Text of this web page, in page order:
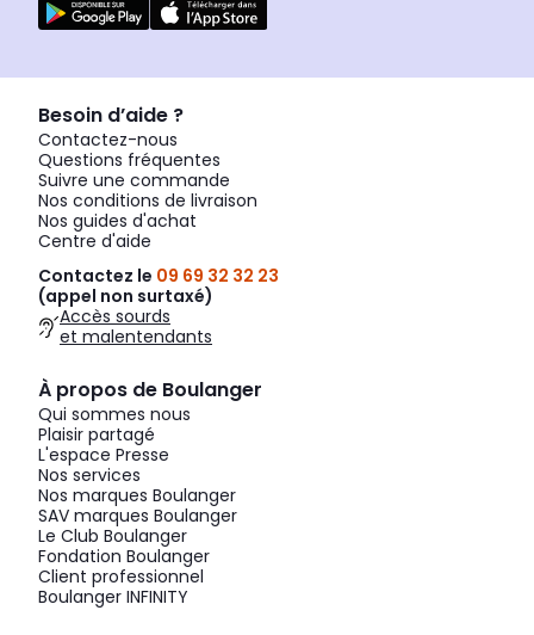
Besoin d’aide ?
Contactez-nous
Questions fréquentes
Suivre une commande
Nos conditions de livraison
Nos guides d'achat
Centre d'aide
Contactez le 09 69 32 32 23
(appel non surtaxé)
Accès sourds
et malentendants
À propos de Boulanger
Qui sommes nous
Plaisir partagé
L'espace Presse
Nos services
Nos marques Boulanger
SAV marques Boulanger
Le Club Boulanger
Fondation Boulanger
Client professionnel
Boulanger INFINITY